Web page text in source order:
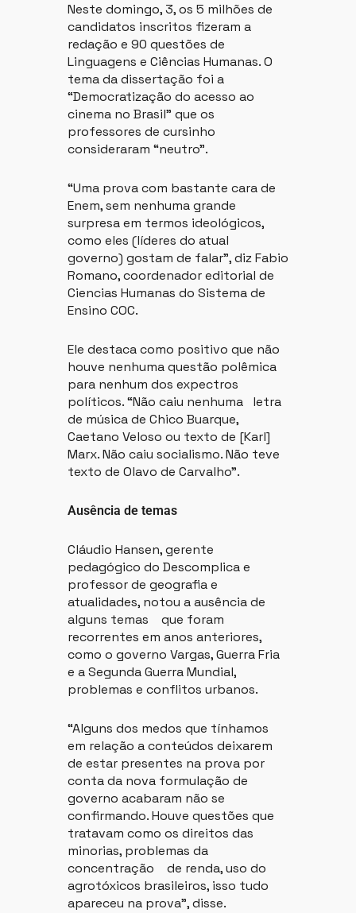
Neste domingo, 3, os 5 milhões de
candidatos inscritos fizeram a
redação e 90 questões de
Linguagens e Ciências Humanas. O
tema da dissertação foi a
“Democratização do acesso ao
cinema no Brasil” que os
professores de cursinho
consideraram “neutro”.
“Uma prova com bastante cara de
Enem, sem nenhuma grande
surpresa em termos ideológicos,
como eles (líderes do atual
governo) gostam de falar”, diz Fabio
Romano, coordenador editorial de
Ciencias Humanas do Sistema de
Ensino COC.
Ele destaca como positivo que não
houve nenhuma questão polêmica
para nenhum dos expectros
políticos. “Não caiu nenhuma letra
de música de Chico Buarque,
Caetano Veloso ou texto de [Karl]
Marx. Não caiu socialismo. Não teve
texto de Olavo de Carvalho”.
Ausência de temas
Cláudio Hansen, gerente
pedagógico do Descomplica e
professor de geografia e
atualidades, notou a ausência de
alguns temas que foram
recorrentes em anos anteriores,
como o governo Vargas, Guerra Fria
e a Segunda Guerra Mundial,
problemas e conflitos urbanos.
“Alguns dos medos que tínhamos
em relação a conteúdos deixarem
de estar presentes na prova por
conta da nova formulação de
governo acabaram não se
confirmando. Houve questões que
tratavam como os direitos das
minorias, problemas da
concentração de renda, uso do
agrotóxicos brasileiros, isso tudo
apareceu na prova”, disse.